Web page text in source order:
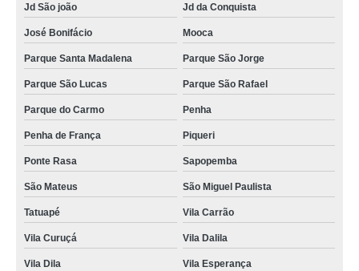
brownie personalizado para casamento Raposo Tavares
quanto custa mini brownie casamento Cidade Tiradentes
quanto custa mini brownie para casamento Tucuruvi
mini brownie para casamento valor Vila Matilde
quanto custa brownie de brinde Mooca
quanto custa mini brownie personalizado para casamento Jardim Paulista
comprar mini brownie personalizado Jardim Bonfiglioli
mini brownie preço Zona Leste
Jd São joão Jd da Conquista
José Bonifácio Mooca
Parque Santa Madalena Parque São Jorge
Parque São Lucas Parque São Rafael
Parque do Carmo Penha
Penha de França Piqueri
Ponte Rasa Sapopemba
São Mateus São Miguel Paulista
Tatuapé Vila Carrão
Vila Curuçá Vila Dalila
Vila Dila Vila Esperança